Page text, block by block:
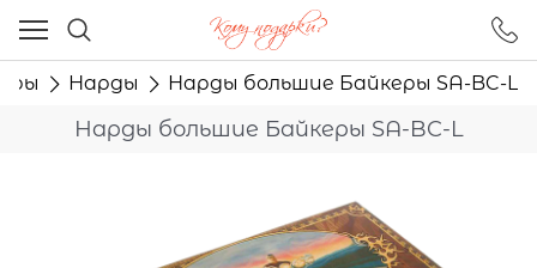
Нарды Нарды большие Байкеры SA-BC-L
Нарды большие Байкеры SA-BC-L
Ваш город - Москва,
угадали?
ДА НЕТ